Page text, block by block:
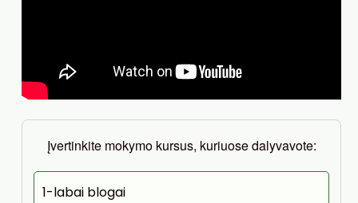
Įvertinkite mokymo kursus, kuriuose dalyvavote:
1-labai blogai